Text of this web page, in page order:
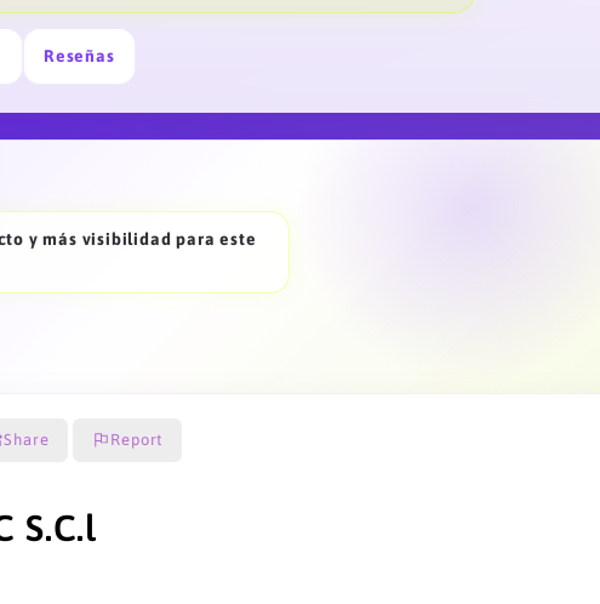
Reseñas
y más visibilidad para este
Share Report
S.C.l